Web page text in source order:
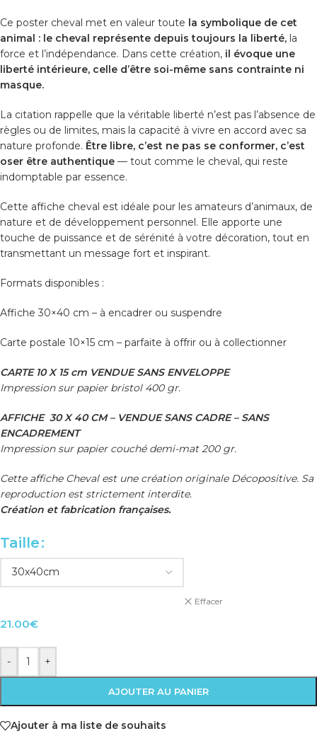
Ce poster cheval met en valeur toute la symbolique de cet
animal : le cheval représente depuis toujours la liberté, la
force et l’indépendance. Dans cette création, il évoque une
liberté intérieure, celle d’être soi-même sans contrainte ni
masque.
La citation rappelle que la véritable liberté n’est pas l’absence de
règles ou de limites, mais la capacité à vivre en accord avec sa
nature profonde. Être libre, c’est ne pas se conformer, c’est
oser être authentique — tout comme le cheval, qui reste
indomptable par essence.
Cette affiche cheval est idéale pour les amateurs d’animaux, de
nature et de développement personnel. Elle apporte une
touche de puissance et de sérénité à votre décoration, tout en
transmettant un message fort et inspirant.
Formats disponibles :
Affiche 30×40 cm – à encadrer ou suspendre
Carte postale 10×15 cm – parfaite à offrir ou à collectionner
CARTE 10 X 15 cm VENDUE SANS ENVELOPPE
Impression sur papier bristol 400 gr.
AFFICHE 30 X 40 CM – VENDUE SANS CADRE – SANS
ENCADREMENT
Impression sur papier couché demi-mat 200 gr.
Cette affiche Cheval est une création originale Décopositive. Sa
reproduction est strictement interdite.
Création et fabrication françaises.
Taille
Effacer
21.00€
- +
AJOUTER AU PANIER
Ajouter à ma liste de souhaits